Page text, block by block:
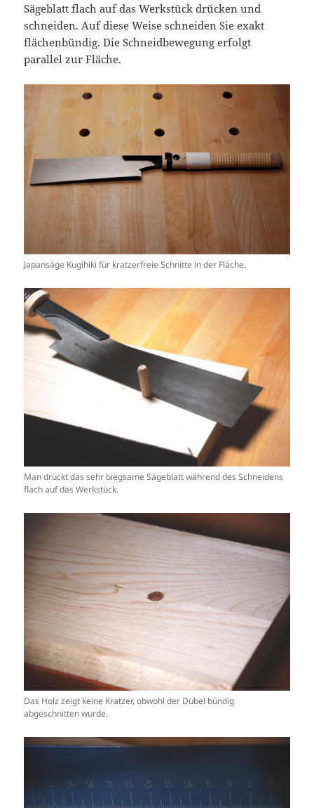
Sägeblatt flach auf das Werkstück drücken und
schneiden. Auf diese Weise schneiden Sie exakt
flächenbündig. Die Schneidbewegung erfolgt
parallel zur Fläche.
Japansäge Kugihiki für kratzerfreie Schnitte in der Fläche.
Man drückt das sehr biegsame Sägeblatt während des Schneidens
flach auf das Werkstück.
Das Holz zeigt keine Kratzer, obwohl der Dübel bündig
abgeschnitten wurde.